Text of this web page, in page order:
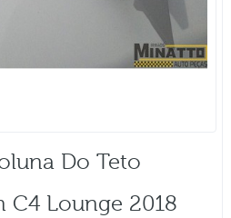
Do Teto
C4 Lounge 2018